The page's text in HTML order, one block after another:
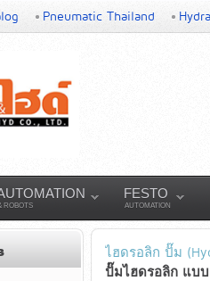
Pneumatic Thailand
ROBOTS
FESTO
AUTOMATION
ไฮดรอลิก ปั๊ม
ปั๊มไฮดรอลิก แบ